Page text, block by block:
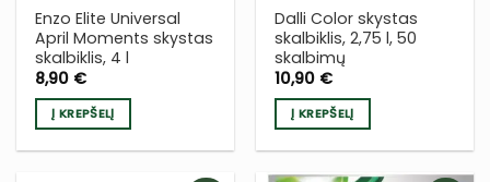
Enzo Elite Universal
April Moments skystas
skalbiklis, 4 l
8,90 €
Į KREPŠELĮ
Dalli Color skystas
skalbiklis, 2,75 l, 50
skalbimų
10,90 €
Į KREPŠELĮ